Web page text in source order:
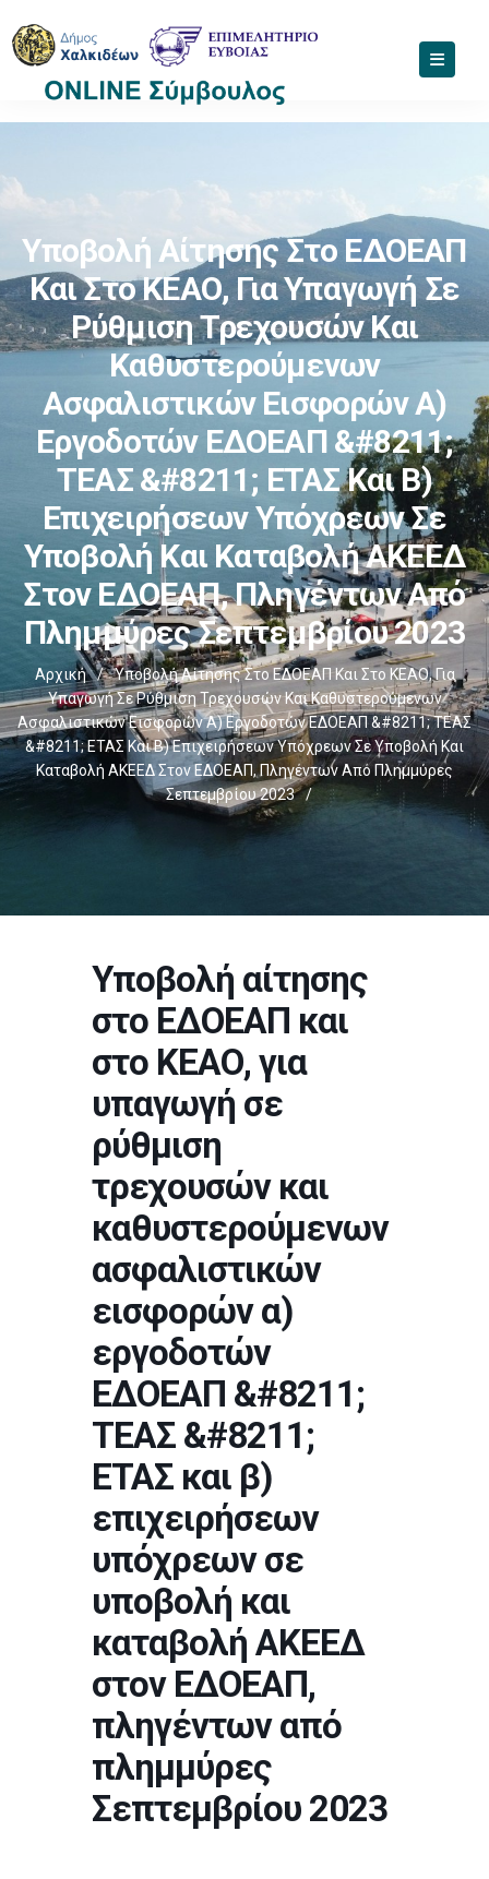
Υποβολή Αίτησης Στο ΕΔΟΕΑΠ
Και Στο ΚΕΑΟ, Για Υπαγωγή Σε
Ρύθμιση Τρεχουσών Και
Καθυστερούμενων
Ασφαλιστικών Εισφορών Α)
Εργοδοτών ΕΔΟΕΑΠ &#8211;
ΤΕΑΣ &#8211; ΕΤΑΣ Και Β)
Επιχειρήσεων Υπόχρεων Σε
Υποβολή Και Καταβολή ΑΚΕΕΔ
Στον ΕΔΟΕΑΠ, Πληγέντων Από
Πλημμύρες Σεπτεμβρίου 2023
Αρχική /
Υποβολή Αίτησης Στο ΕΔΟΕΑΠ Και Στο ΚΕΑΟ, Για
Υπαγωγή Σε Ρύθμιση Τρεχουσών Και Καθυστερούμενων
Ασφαλιστικών Εισφορών Α) Εργοδοτών ΕΔΟΕΑΠ &#8211; ΤΕΑΣ
&#8211; ΕΤΑΣ Και Β) Επιχειρήσεων Υπόχρεων Σε Υποβολή Και
Καταβολή ΑΚΕΕΔ Στον ΕΔΟΕΑΠ, Πληγέντων Από Πλημμύρες
Σεπτεμβρίου 2023
/
Υποβολή αίτησης
στο ΕΔΟΕΑΠ και
στο ΚΕΑΟ, για
υπαγωγή σε
ρύθμιση
τρεχουσών και
καθυστερούμενων
ασφαλιστικών
εισφορών α)
εργοδοτών
ΕΔΟΕΑΠ &#8211;
ΤΕΑΣ &#8211;
ΕΤΑΣ και β)
επιχειρήσεων
υπόχρεων σε
υποβολή και
καταβολή ΑΚΕΕΔ
στον ΕΔΟΕΑΠ,
πληγέντων από
πλημμύρες
Σεπτεμβρίου 2023